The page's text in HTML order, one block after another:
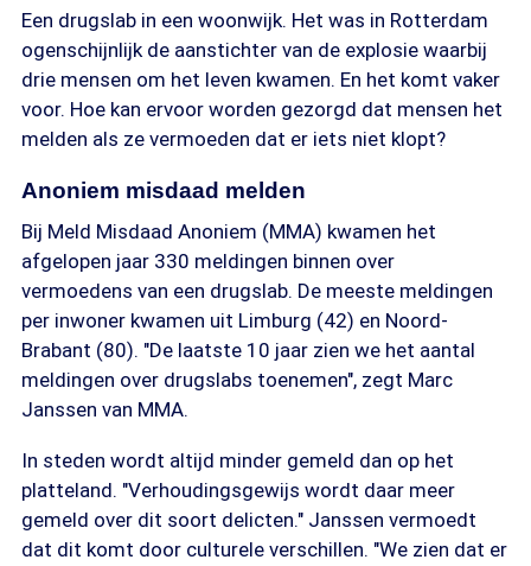
Een drugslab in een woonwijk. Het was in Rotterdam
ogenschijnlijk de aanstichter van de explosie waarbij
drie mensen om het leven kwamen. En het komt vaker
voor. Hoe kan ervoor worden gezorgd dat mensen het
melden als ze vermoeden dat er iets niet klopt?
Anoniem misdaad melden
Bij Meld Misdaad Anoniem (MMA) kwamen het
afgelopen jaar 330 meldingen binnen over
vermoedens van een drugslab. De meeste meldingen
per inwoner kwamen uit Limburg (42) en Noord-
Brabant (80). "De laatste 10 jaar zien we het aantal
meldingen over drugslabs toenemen", zegt Marc
Janssen van MMA.
In steden wordt altijd minder gemeld dan op het
platteland. "Verhoudingsgewijs wordt daar meer
gemeld over dit soort delicten." Janssen vermoedt
dat dit komt door culturele verschillen. "We zien dat er